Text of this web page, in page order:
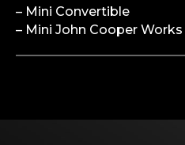
– Mini Convertible
– Mini John Cooper Works